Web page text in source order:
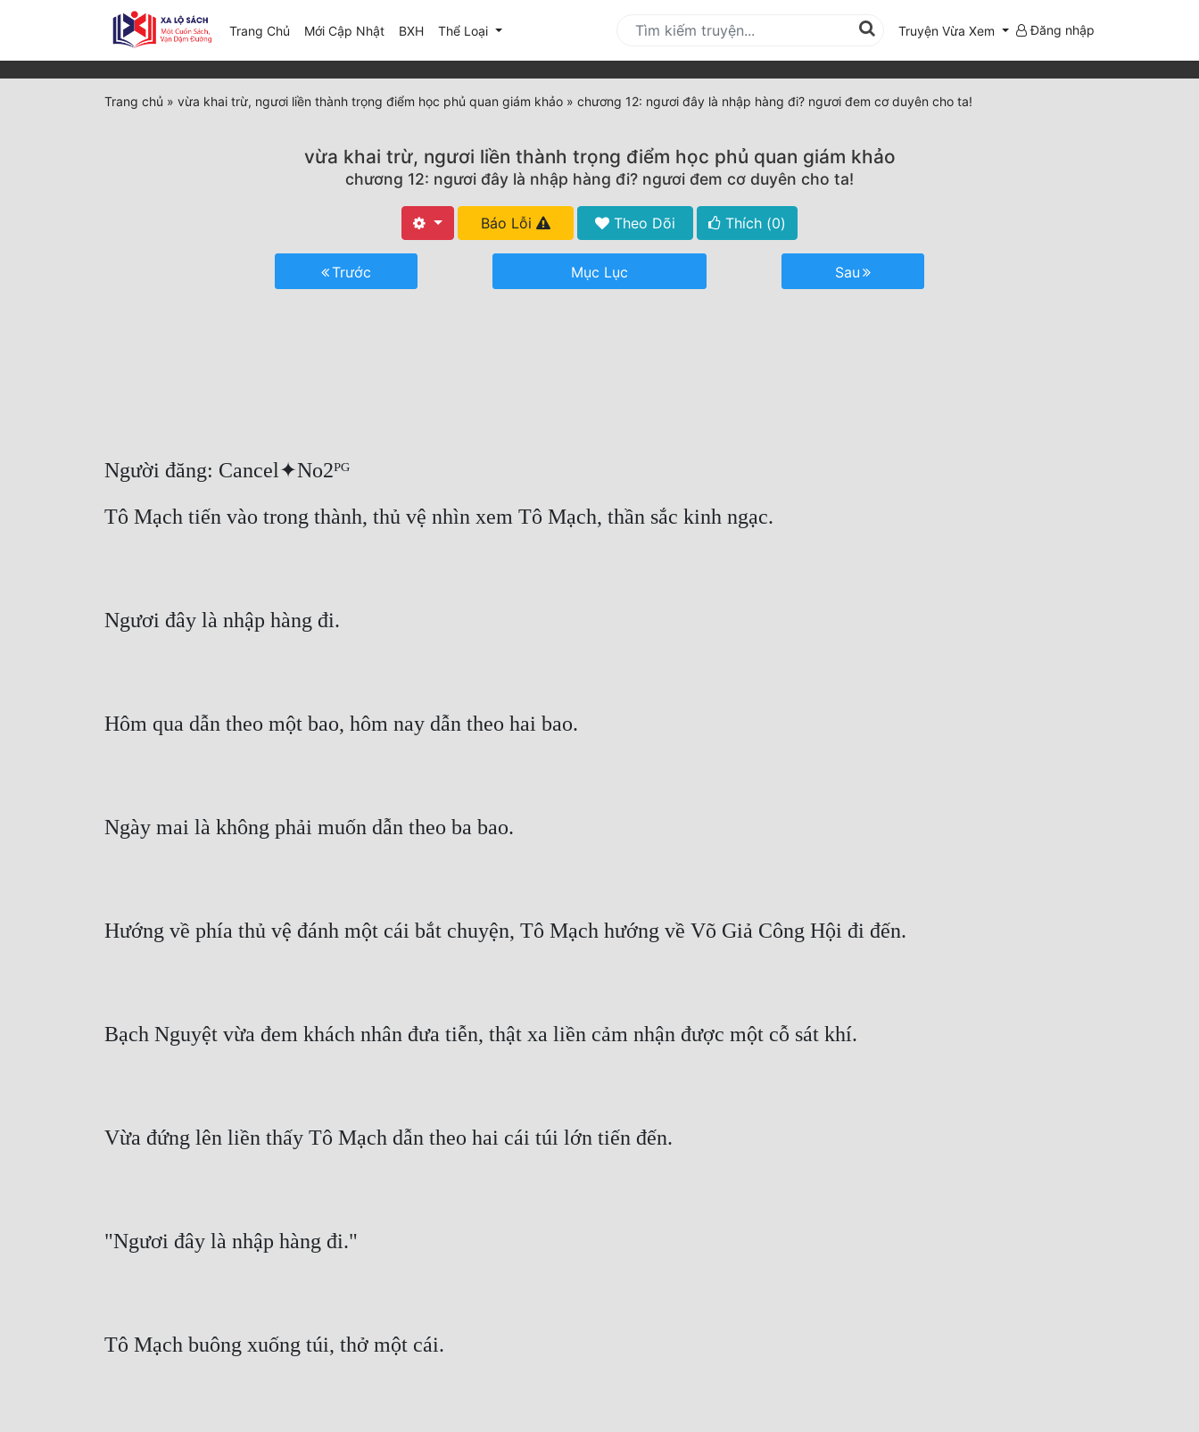
Trang Chủ Mới Cập Nhật(current)
BXH Thể Loại Truyện Vừa Xem Đăng nhập
Trang chủ » vừa khai trừ, ngươi liền thành trọng điểm học phủ quan giám khảo » chương 12: ngươi đây là nhập hàng đi? ngươi đem cơ duyên cho ta!
vừa khai trừ, ngươi liền thành trọng điểm học phủ quan giám khảo
chương 12: ngươi đây là nhập hàng đi? ngươi đem cơ duyên cho ta!
Báo Lỗi Theo Dõi Thích (0)
Trước Mục Lục Sau
Người đăng: Cancel✦No2ᴾᴳ
Tô Mạch tiến vào trong thành, thủ vệ nhìn xem Tô Mạch, thần sắc kinh ngạc.
Ngươi đây là nhập hàng đi.
Hôm qua dẫn theo một bao, hôm nay dẫn theo hai bao.
Ngày mai là không phải muốn dẫn theo ba bao.
Hướng về phía thủ vệ đánh một cái bắt chuyện, Tô Mạch hướng về Võ Giả Công Hội đi đến.
Bạch Nguyệt vừa đem khách nhân đưa tiễn, thật xa liền cảm nhận được một cỗ sát khí.
Vừa đứng lên liền thấy Tô Mạch dẫn theo hai cái túi lớn tiến đến.
"Ngươi đây là nhập hàng đi."
Tô Mạch buông xuống túi, thở một cái.